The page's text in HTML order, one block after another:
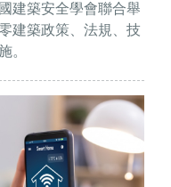
建築安全學會聯合舉
建築政策、法規、技
。